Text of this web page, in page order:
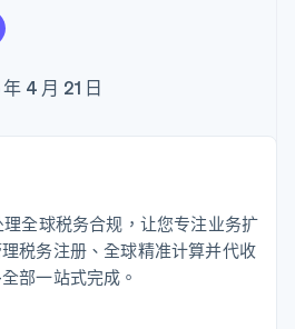
Sigma
定义报告
据同步
付
经济
旅游与休闲
量计费
币支持的支付卡
预配和管理服务
博客
态
路线图
4 月 21 日
全球税务合规，让您专注业务扩
税务注册、全球精准计算并代收
部一站式完成。